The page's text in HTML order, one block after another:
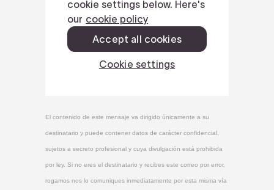
El contenido de este mensaje va dirigido únicamente a su
destinatario y puede contener datos de carácter confidencial,
sujetos a secreto profesional y cuya divulgación está prohibida
por ley. Si no eres el destinatario y recibes este correo por error,
rogamos nos lo comuniques inmediatamente por esta misma vía